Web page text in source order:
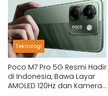
Teknologi
Poco M7 Pro 5G Resmi Hadir
di Indonesia, Bawa Layar
AMOLED 120Hz dan Kamera